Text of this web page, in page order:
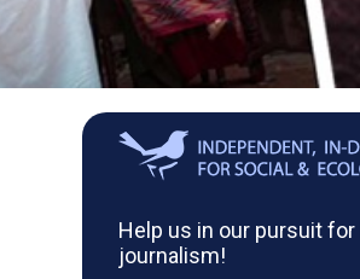
Help us in our pursuit
journalism!